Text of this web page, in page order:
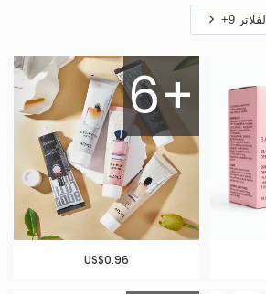
الفلاتر 9+
6+
US$0.96